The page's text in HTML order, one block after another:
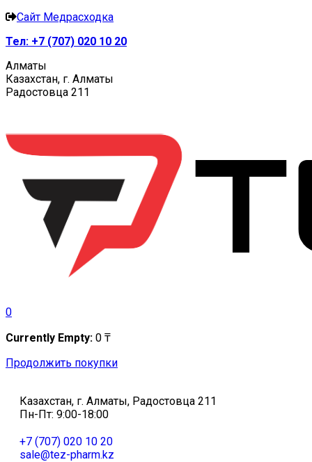
Сайт Медрасходка
Тел: +7 (707) 020 10 20
Алматы
Казахстан, г. Алматы
Радостовца 211
0
Currently Empty: 0 ₸
Продолжить покупки
Казахстан, г. Алматы, Радостовца 211
Пн-Пт: 9:00-18:00
+7 (707) 020 10 20
sale@tez-pharm.kz